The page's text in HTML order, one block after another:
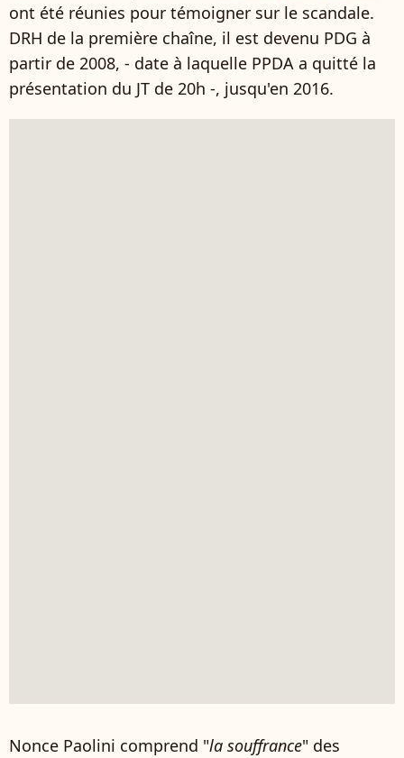
ont été réunies pour témoigner sur le scandale.
DRH de la première chaîne, il est devenu PDG à
partir de 2008, - date à laquelle PPDA a quitté la
présentation du JT de 20h -, jusqu'en 2016.
Nonce Paolini comprend "la souffrance" des